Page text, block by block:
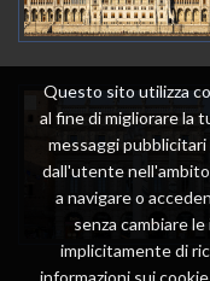
Questo sito utilizza
al fine di migliorare la
messaggi
dall'utente
a navigare o
senza cambiare
implicitamente di
informazioni sui